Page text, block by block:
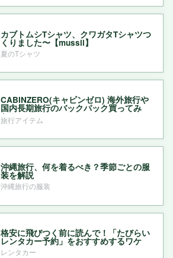
カブトムシTシャツ、クワガタTシャツつ
くりました〜【mussii】
夏のTシャツ
CABINZERO(キャビンゼロ) 海外旅行や
国内長期旅行のバックパック買ってみ
た！
旅行アイテム
沖縄旅行、何を着るべき？季節ごとの服
装を解説
沖縄旅行の服装
格安に飛びつく前に読んで！「たびらい
レンタカー予約」をおすすめするワケ
レンタカー